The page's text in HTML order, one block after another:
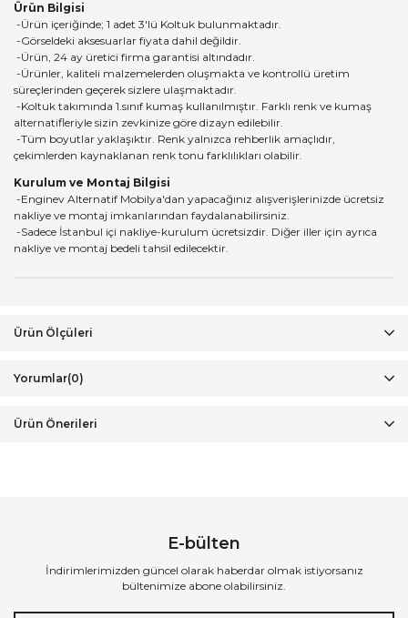
Ürün Bilgisi
-Ürün içeriğinde; 1 adet 3'lü Koltuk bulunmaktadır.
-Görseldeki aksesuarlar fiyata dahil değildir.
-Ürün, 24 ay üretici firma garantisi altındadır.
-Ürünler, kaliteli malzemelerden oluşmakta ve kontrollü üretim
süreçlerinden geçerek sizlere ulaşmaktadır.
-Koltuk takımında 1.sınıf kumaş kullanılmıştır. Farklı renk ve kumaş
alternatifleriyle sizin zevkinize göre dizayn edilebilir.
-Tüm boyutlar yaklaşıktır. Renk yalnızca rehberlik amaçlıdır,
çekimlerden kaynaklanan renk tonu farklılıkları olabilir.
Kurulum ve Montaj Bilgisi
-Enginev Alternatif Mobilya'dan yapacağınız alışverişlerinizde ücretsiz
nakliye ve montaj imkanlarından faydalanabilirsiniz.
-Sadece İstanbul içi nakliye-kurulum ücretsizdir. Diğer iller için ayrıca
nakliye ve montaj bedeli tahsil edilecektir.
Yorumlar(0)
Ürün Önerileri
E-bülten
İndirimlerimizden güncel olarak haberdar olmak istiyorsanız
bültenimize abone olabilirsiniz.